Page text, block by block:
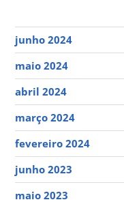
junho 2024
maio 2024
abril 2024
março 2024
fevereiro 2024
junho 2023
maio 2023